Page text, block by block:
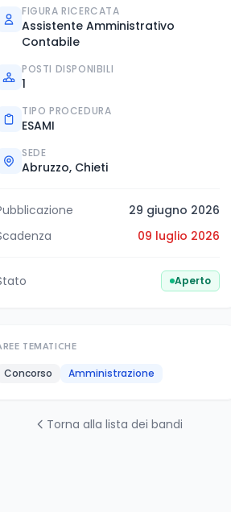
FIGURA RICERCATA
Assistente Amministrativo
Contabile
POSTI DISPONIBILI
1
TIPO PROCEDURA
ESAMI
SEDE
Abruzzo, Chieti
29 giugno 2026
09 luglio 2026
Aperto
TEMATICHE
Concorso Amministrazione
Torna alla lista dei bandi